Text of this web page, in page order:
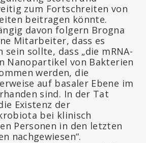
zum Fortschreiten von
beitragen könnte.
davon folgern Brogna
Mitarbeiter, dass es
sein sollte, dass „die mRNA-
Nanopartikel von Bakterien
werden, die
auf basaler Ebene im
sind. In der Tat
Existenz der
bei klinisch
Personen in den letzten
nachgewiesen“.